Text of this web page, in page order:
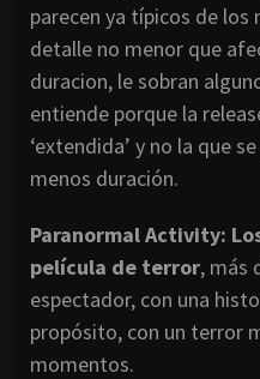
parecen ya típicos de
detalle no menor que
duracion, le sobran
entiende porque la
‘extendida’ y no la que
menos duración.
Paranormal Activity:
película de terror, más
espectador, con una
propósito, con un terror
momentos.